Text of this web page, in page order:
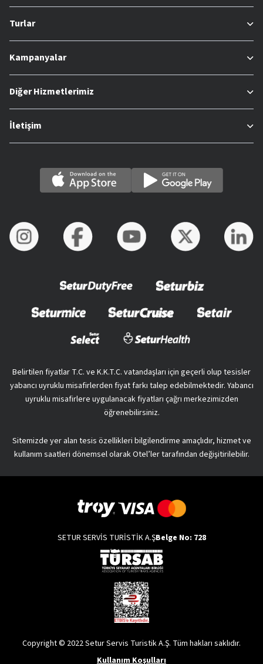
Turlar
Kampanyalar
Diğer Hizmetlerimiz
İletişim
Belirtilen fiyatlar T.C. ve K.K.T.C. vatandaşları için geçerli olup tesisler
yabancı uyruklu misafirlerden fiyat farkı talep edebilmektedir. Yabancı
uyruklu misafirlere uygulanacak fiyatları çağrı merkezimizden
öğrenebilirsiniz.
Sitemizde yer alan tesis özellikleri bilgilendirme amaçlıdır, hizmet ve
kullanım saatleri dönemsel olarak Otel’ler tarafından değişitirilebilir.
SETUR SERVİS TURİSTİK A.ŞBelge No: 728
Copyright © 2022 Setur Servis Turistik A.Ş. Tüm hakları saklıdır.
Kullanım Koşulları